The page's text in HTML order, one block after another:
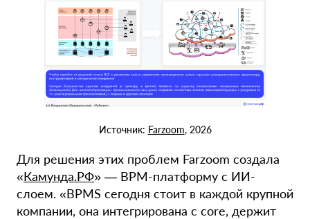
Источник: Farzoom, 2026
Для решения этих проблем Farzoom создала
«Камунда.РФ» — BPM-платформу с ИИ-
слоем. «BPMS сегодня стоит в каждой крупной
компании, она интегрирована с core, держит